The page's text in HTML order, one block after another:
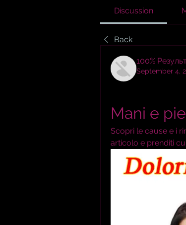
Discussion
Back
100%
September 4,
Mani e
Scopri le cause e i
articolo e prenditi